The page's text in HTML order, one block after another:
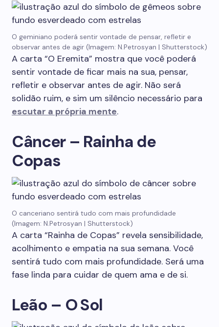
O geminiano poderá sentir vontade de pensar, refletir e
observar antes de agir (Imagem: N.Petrosyan | Shutterstock)
A carta “O Eremita” mostra que você poderá
sentir vontade de ficar mais na sua, pensar,
refletir e observar antes de agir. Não será
solidão ruim, e sim um silêncio necessário para
escutar a própria mente.
Câncer – Rainha de
Copas
O canceriano sentirá tudo com mais profundidade
(Imagem: N.Petrosyan | Shutterstock)
A carta “Rainha de Copas” revela sensibilidade,
acolhimento e empatia na sua semana. Você
sentirá tudo com mais profundidade. Será uma
fase linda para cuidar de quem ama e de si.
Leão – O Sol